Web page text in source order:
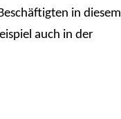
in diesem
auch in der